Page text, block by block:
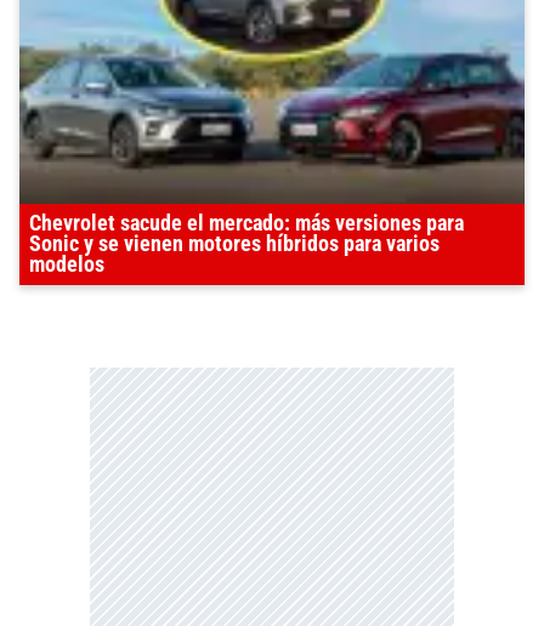
Chevrolet sacude el mercado: más versiones para
Sonic y se vienen motores híbridos para varios
modelos